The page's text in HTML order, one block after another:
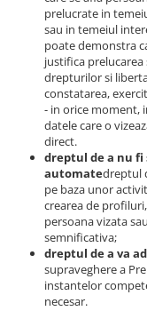
prelucrate in
sau in temeiul
poate demonstra
justifica prelucarea
drepturilor si
constatarea,
- in orice moment,
datele care o
direct.
dreptul de a nu fi
automatedreptul
pe baza unor
crearea de
persoana vizata
semnificativa;
dreptul de a va
supraveghere a
instantelor
necesar.